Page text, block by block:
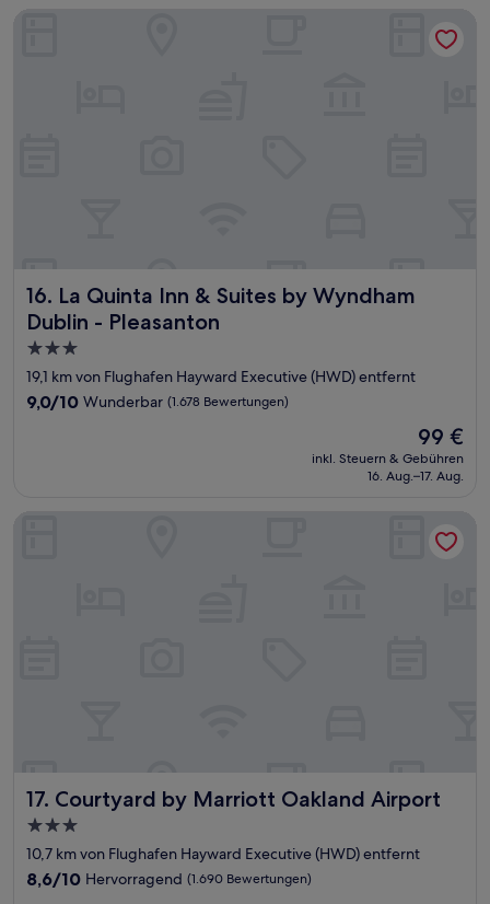
16. La Quinta Inn & Suites by Wyndham
Dublin - Pleasanton
La Quinta Inn & Suites by Wyndham Dublin - Pleasanton
3.0-
Sterne-
Unterkunft
19,1 km von Flughafen Hayward Executive (HWD) entfernt
9.0
9,0/10 Wunderbar (1.678 Bewertungen)
Der
Preis
beträgt
99 €
inkl. Steuern & Gebühren
16. Aug.–17. Aug.
La Quinta Inn & Suites by Wyndham Dublin - Pleasanton
17. Courtyard by Marriott Oakland Airport
Courtyard by Marriott Oakland Airport
3.0-
Sterne-
Unterkunft
10,7 km von Flughafen Hayward Executive (HWD) entfernt
8.6
8,6/10 Hervorragend (1.690 Bewertungen)